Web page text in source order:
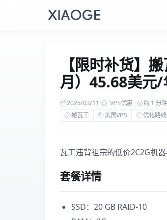
【限时补货】
月）45.68美元/
2025/03/11· VPS优惠 · 约 1 分钟
搬瓦工
美国VPS 优化路线
瓦工违背祖宗的低价2C2G机器
套餐详情
SSD：20 GB RAID-10